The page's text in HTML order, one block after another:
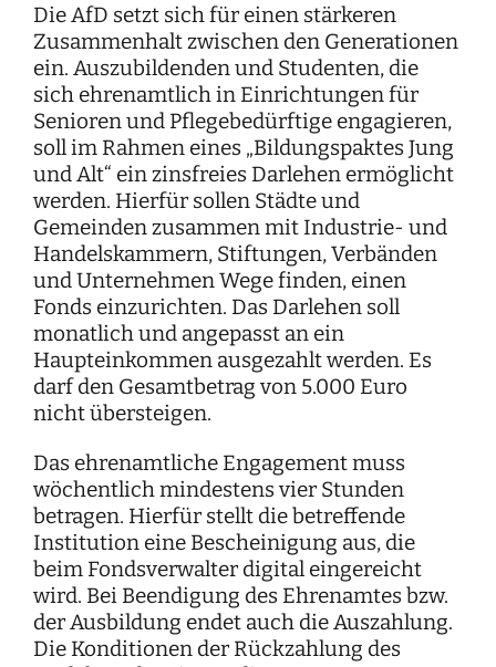
Die AfD setzt sich für einen stärkeren
Zusammenhalt zwischen den Generationen
ein. Auszubildenden und Studenten, die
sich ehrenamtlich in Einrichtungen für
Senioren und Pflegebedürftige engagieren,
soll im Rahmen eines „Bildungspaktes Jung
und Alt“ ein zinsfreies Darlehen ermöglicht
werden. Hierfür sollen Städte und
Gemeinden zusammen mit Industrie- und
Handelskammern, Stiftungen, Verbänden
und Unternehmen Wege finden, einen
Fonds einzurichten. Das Darlehen soll
monatlich und angepasst an ein
Haupteinkommen ausgezahlt werden. Es
darf den Gesamtbetrag von 5.000 Euro
nicht übersteigen.
Das ehrenamtliche Engagement muss
wöchentlich mindestens vier Stunden
betragen. Hierfür stellt die betreffende
Institution eine Bescheinigung aus, die
beim Fondsverwalter digital eingereicht
wird. Bei Beendigung des Ehrenamtes bzw.
der Ausbildung endet auch die Auszahlung.
Die Konditionen der Rückzahlung des